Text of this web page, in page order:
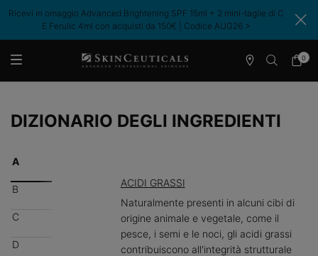
Ricevi in omaggio Advanced Brightening SPF 15ml + 2 mini-taglie di C
E Ferulic 4ml con acquisti da 150€ | Codice AUG26 >​
Store
Il
0
0
DIZIONARIO DEGLI INGREDIENTI
A
B
C
D
ACIDI GRASSI
Naturalmente presenti in alcuni cibi di
origine animale e vegetale, come il
pesce, i semi e le noci, gli acidi grassi
contribuiscono all'integrità strutturale